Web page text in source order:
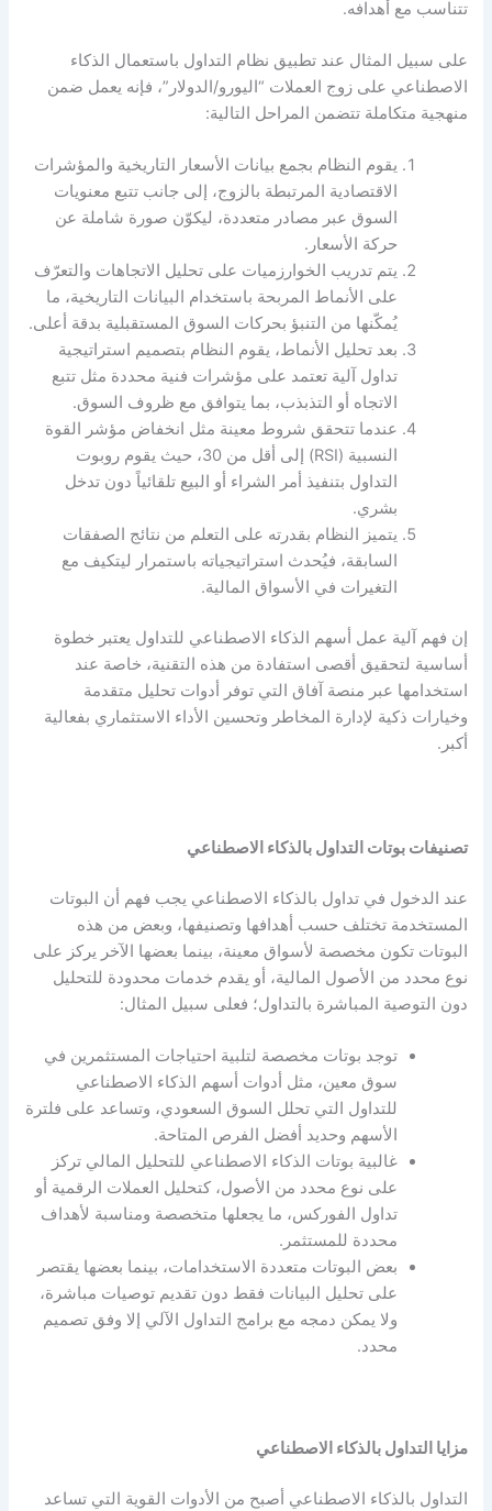
تتناسب مع أهدافه.
على سبيل المثال عند تطبيق نظام التداول باستعمال الذكاء
الاصطناعي على زوج العملات “اليورو/الدولار”، فإنه يعمل ضمن
منهجية متكاملة تتضمن المراحل التالية:
يقوم النظام بجمع بيانات الأسعار التاريخية والمؤشرات
الاقتصادية المرتبطة بالزوج، إلى جانب تتبع معنويات
السوق عبر مصادر متعددة، ليكوّن صورة شاملة عن
حركة الأسعار.
يتم تدريب الخوارزميات على تحليل الاتجاهات والتعرّف
على الأنماط المربحة باستخدام البيانات التاريخية، ما
يُمكّنها من التنبؤ بحركات السوق المستقبلية بدقة أعلى.
بعد تحليل الأنماط، يقوم النظام بتصميم استراتيجية
تداول آلية تعتمد على مؤشرات فنية محددة مثل تتبع
الاتجاه أو التذبذب، بما يتوافق مع ظروف السوق.
عندما تتحقق شروط معينة مثل انخفاض مؤشر القوة
النسبية (RSI) إلى أقل من 30، حيث يقوم روبوت
التداول بتنفيذ أمر الشراء أو البيع تلقائياً دون تدخل
بشري.
يتميز النظام بقدرته على التعلم من نتائج الصفقات
السابقة، فيُحدث استراتيجياته باستمرار ليتكيف مع
التغيرات في الأسواق المالية.
إن فهم آلية عمل أسهم الذكاء الاصطناعي للتداول يعتبر خطوة
أساسية لتحقيق أقصى استفادة من هذه التقنية، خاصة عند
استخدامها عبر منصة آفاق التي توفر أدوات تحليل متقدمة
وخيارات ذكية لإدارة المخاطر وتحسين الأداء الاستثماري بفعالية
أكبر.
تصنيفات بوتات التداول بالذكاء الاصطناعي
عند الدخول في تداول بالذكاء الاصطناعي يجب فهم أن البوتات
المستخدمة تختلف حسب أهدافها وتصنيفها، وبعض من هذه
البوتات تكون مخصصة لأسواق معينة، بينما بعضها الآخر يركز على
نوع محدد من الأصول المالية، أو يقدم خدمات محدودة للتحليل
دون التوصية المباشرة بالتداول؛ فعلى سبيل المثال:
توجد بوتات مخصصة لتلبية احتياجات المستثمرين في
سوق معين، مثل أدوات أسهم الذكاء الاصطناعي
للتداول التي تحلل السوق السعودي، وتساعد على فلترة
الأسهم وحديد أفضل الفرص المتاحة.
غالبية بوتات الذكاء الاصطناعي للتحليل المالي تركز
على نوع محدد من الأصول، كتحليل العملات الرقمية أو
تداول الفوركس، ما يجعلها متخصصة ومناسبة لأهداف
محددة للمستثمر.
بعض البوتات متعددة الاستخدامات، بينما بعضها يقتصر
على تحليل البيانات فقط دون تقديم توصيات مباشرة،
ولا يمكن دمجه مع برامج التداول الآلي إلا وفق تصميم
محدد.
مزايا التداول بالذكاء الاصطناعي
التداول بالذكاء الاصطناعي أصبح من الأدوات القوية التي تساعد